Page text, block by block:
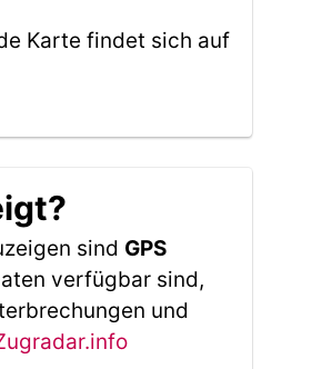
Karte findet sich auf
sind GPS
verfügbar sind,
und